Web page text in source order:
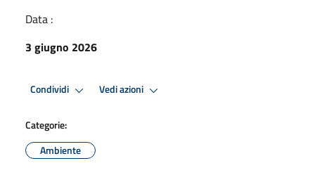
Data :
3 giugno 2026
Condividi Vedi azioni
Categorie:
Ambiente